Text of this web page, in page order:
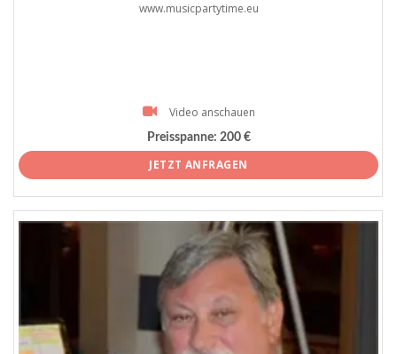
www.musicpartytime.eu
Video anschauen
Preisspanne: 200 €
JETZT ANFRAGEN